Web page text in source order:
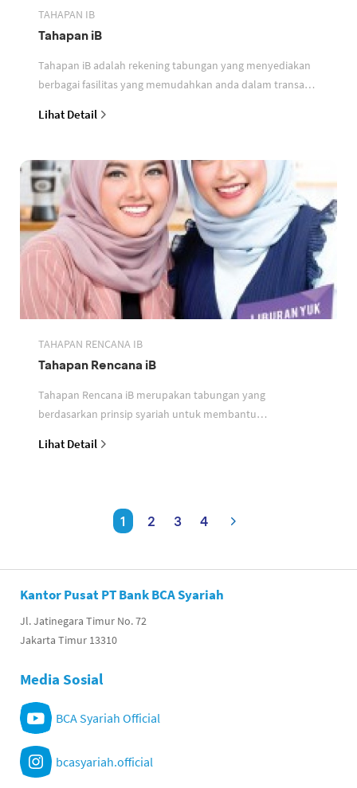
TAHAPAN IB
Tahapan iB
Tahapan iB adalah rekening tabungan yang menyediakan
berbagai fasilitas yang memudahkan anda dalam transaksi
Lihat Detail
TAHAPAN RENCANA IB
Tahapan Rencana iB
Tahapan Rencana iB merupakan tabungan yang
berdasarkan prinsip syariah untuk membantu
Lihat Detail
1 2 3 4
Kantor Pusat PT Bank BCA Syariah
Jl. Jatinegara Timur No. 72
Jakarta Timur 13310
Media Sosial
BCA Syariah Official
bcasyariah.official